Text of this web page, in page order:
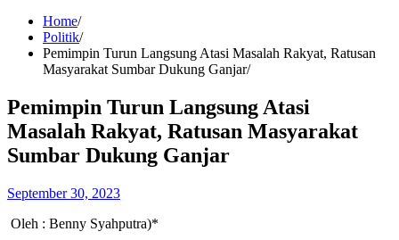
Home
Politik
Pemimpin Turun Langsung Atasi Masalah Rakyat, Ratusan
Masyarakat Sumbar Dukung Ganjar
Pemimpin Turun Langsung Atasi
Masalah Rakyat, Ratusan Masyarakat
Sumbar Dukung Ganjar
September 30, 2023
Oleh : Benny Syahputra)*